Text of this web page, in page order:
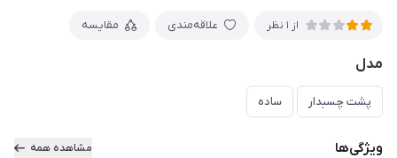
از 1 نظر علاقه‌مندی مقایسه
مدل
پشت چسبدار ساده
ویژگی‌ها مشاهده همه